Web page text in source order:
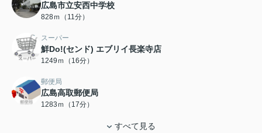
広島市立安西中学校
828ｍ（11分）
スーパー
鮮Do!(センド) エブリイ長楽寺店
1249ｍ（16分）
郵便局
広島高取郵便局
1283ｍ（17分）
すべて見る